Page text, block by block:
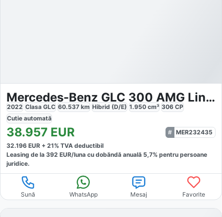
Mercedes-Benz GLC 300 AMG Line 4Matic
2022 Clasa GLC 60.537 km Hibrid (D/E) 1.950 cm³ 306 CP
Cutie automată
38.957 EUR
MER232435
32.196 EUR + 21% TVA deductibil
Leasing de la 392 EUR/luna cu dobăndă anuală 5,7% pentru persoane
juridice.
Sună WhatsApp Mesaj Favorite